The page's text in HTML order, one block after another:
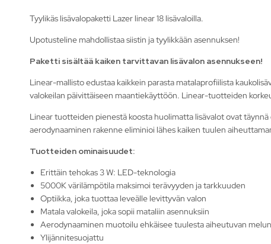
Tyylikäs lisävalopaketti Lazer linear 18 lisävaloilla.
Upotusteline mahdollistaa siistin ja tyylikkään asennuksen!
Paketti sisältää kaiken tarvittavan lisävalon asennukseen!
Linear-mallisto edustaa kaikkein parasta matalaprofiilista
valokeilan päivittäiseen maantiekäyttöön. Linear-tuotteiden
Linear tuotteiden pienestä koosta huolimatta lisävalot ovat
aerodynaaminen rakenne eliminioi lähes kaiken tuulen
Tuotteiden ominaisuudet:
Erittäin tehokas 3 W: LED-teknologia
5000K värilämpötila maksimoi terävyyden ja tarkkuuden
Optiikka, joka tuottaa leveälle levittyvän valon
Matala valokeila, joka sopii mataliin asennuksiin
Aerodynaaminen muotoilu ehkäisee tuulesta aiheutuvan melun
Ylijännitesuojattu